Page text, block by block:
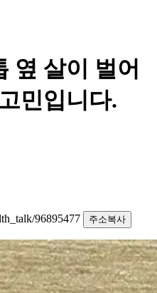
옆 살이 벌어
민입니다.
96895477
주소복사